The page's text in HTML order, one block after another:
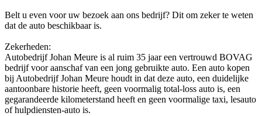
Belt u even voor uw bezoek aan ons bedrijf? Dit om zeker te weten
dat de auto beschikbaar is.
Zekerheden:
Autobedrijf Johan Meure is al ruim 35 jaar een vertrouwd BOVAG
bedrijf voor aanschaf van een jong gebruikte auto. Een auto kopen
bij Autobedrijf Johan Meure houdt in dat deze auto, een duidelijke
aantoonbare historie heeft, geen voormalig total-loss auto is, een
gegarandeerde kilometerstand heeft en geen voormalige taxi, lesauto
of hulpdiensten-auto is.